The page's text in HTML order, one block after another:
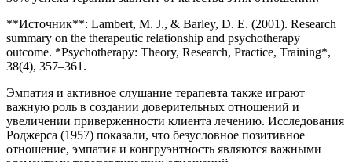
**Источник**: Lambert, M. J., & Barley, D. E. (2001). Research
summary on the therapeutic relationship and psychotherapy
outcome. *Psychotherapy: Theory, Research, Practice, Training*,
38(4), 357–361.
Эмпатия и активное слушание терапевта также играют
важную роль в создании доверительных отношений и
увеличении приверженности клиента лечению. Исследования
Роджерса (1957) показали, что безусловное позитивное
отношение, эмпатия и конгруэнтность являются важными